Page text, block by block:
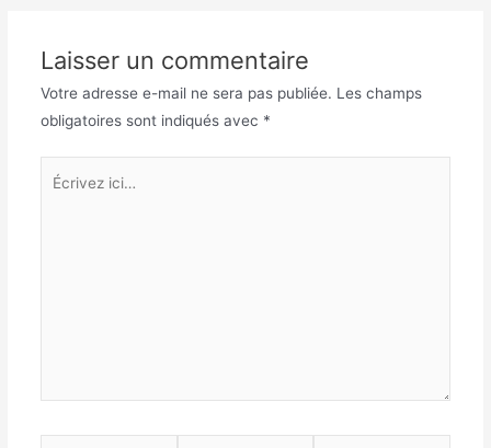
Laisser un commentaire
Votre adresse e-mail ne sera pas publiée. Les champs
obligatoires sont indiqués avec *